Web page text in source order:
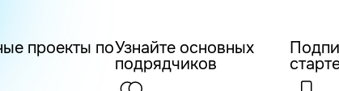
проекты поУзнайте основных
подрядчиков